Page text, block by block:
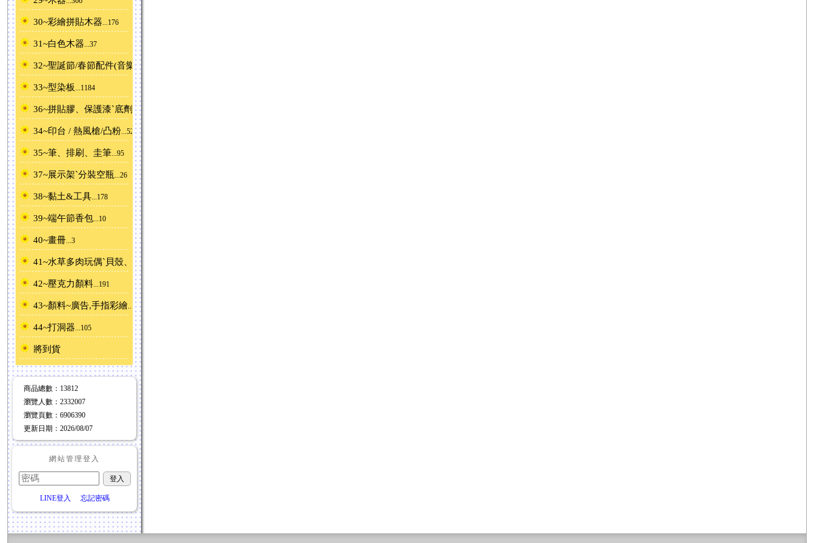
30~彩繪拼貼木器 ...176
31~白色木器 ...37
32~聖誕節/春節配件(音樂鈴)
33~型染板 ...1184
36~拼貼膠、保護漆ˋ底劑 ...32
34~印台 / 熱風槍/凸粉 ...52
35~筆、排刷、圭筆 ...95
37~展示架ˋ分裝空瓶 ...26
38~黏土&工具 ...178
39~端午節香包 ...10
40~畫冊 ...3
41~水草多肉玩偶ˋ貝殼、沙
42~壓克力顏料 ...191
43~顏料~廣告,手指彩繪 ...24
44~打洞器 ...105
將到貨
商品總數 ：13812
瀏覽人數 ：2332007
瀏覽頁數 ：6906390
更新日期 ：2026/08/07
網站管理登入
LINE登入 忘記密碼